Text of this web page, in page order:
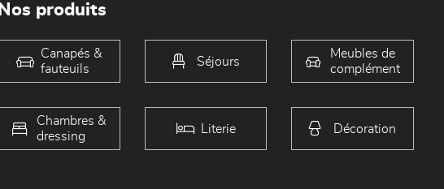
Nos produits
Canapés &
fauteuils
Séjours
Meubles de
complément
Chambres &
dressing
Literie Décoration